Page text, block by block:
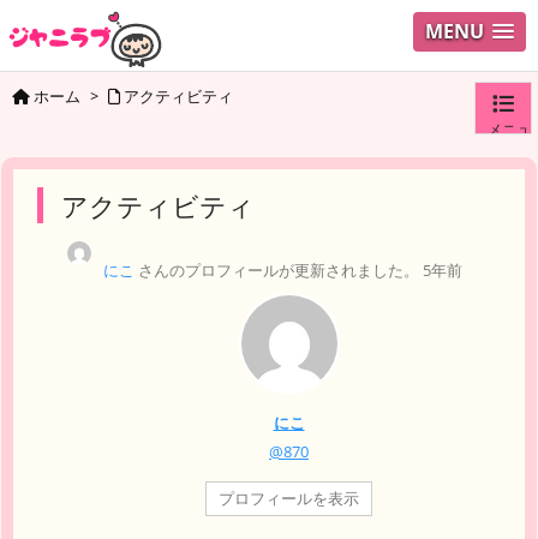
MENU
メニュ
ホーム > アクティビティ
アクティビティ
にこ さんのプロフィールが更新されました。 5年前
にこ
@870
プロフィールを表示